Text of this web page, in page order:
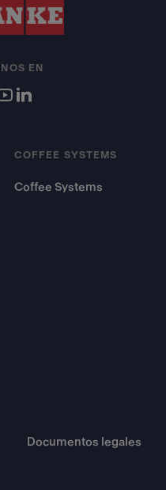
COFFEE SYSTEMS
Coffee Systems
EN
Documentos legales